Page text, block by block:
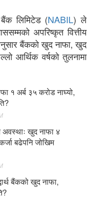
लिमिटेड (NABIL) ले
अपरिष्कृत वित्तीय
बैंकको खुद नाफा, खुद
आर्थिक वर्षको तुलनामा
१ अर्ब ३५ करोड नाघ्यो,
अवस्थाः खुद नाफा ४
बढेपनि जोखिम
बैंकको खुद नाफा,